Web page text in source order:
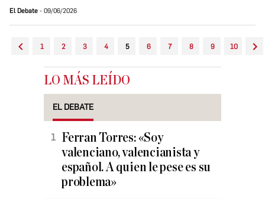
El Debate 09/06/2026
1 2 3 4 5 6 7 8 9 10
LO MÁS LEÍDO
EL DEBATE
Ferran Torres: «Soy
valenciano, valencianista y
español. A quien le pese es su
problema»